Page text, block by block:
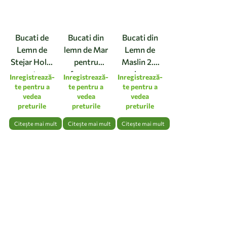
Bucati de
Lemn de
Stejar Holm
pentru
Afumare,
2.5 kg.
Inregistrează-
te pentru a
vedea
preturile
Citește mai mult
Bucati din
lemn de Mar
pentru
afumare pe
gratar
Legua,
pentru
toate
Inregistrează-
te pentru a
vedea
preturile
Citește mai mult
Bucati din
Lemn de
Maslin 2.5
kg.
Inregistrează-
te pentru a
vedea
preturile
Citește mai mult